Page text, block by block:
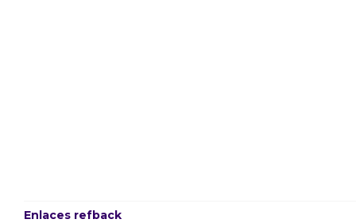
Enlaces refback